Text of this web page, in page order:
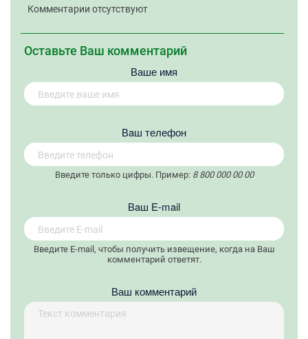
Комментарии отсутствуют
Оставьте Ваш комментарий
Ваше имя
Вaш телефон
Введите только цифры. Пример: 8 800 000 00 00
Вaш E-mail
Введите E-mail, чтобы получить извещение, когда на Ваш
комментарий ответят.
Ваш комментарий